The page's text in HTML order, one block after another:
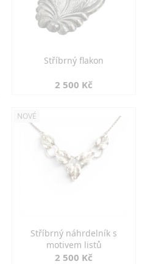
Stříbrný flakon
2 500 Kč
NOVÉ
Stříbrný náhrdelník s
motivem listů
2 500 Kč